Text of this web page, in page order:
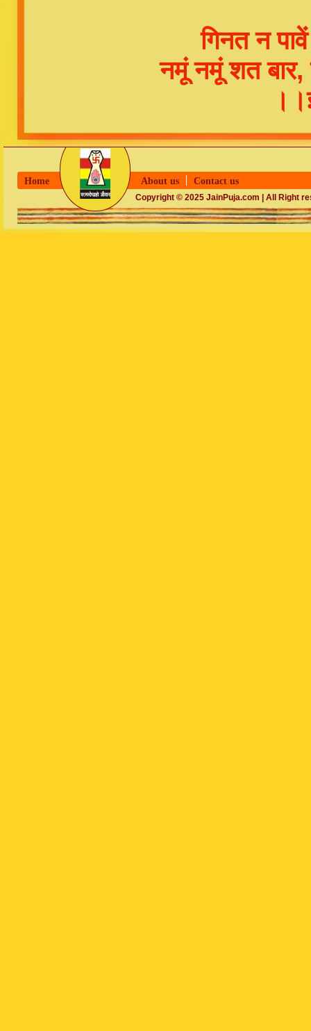
गिनत न
नमूं नमूं शत
Home About us Contact us
Copyright © 2025 JainPuja.com | All Right